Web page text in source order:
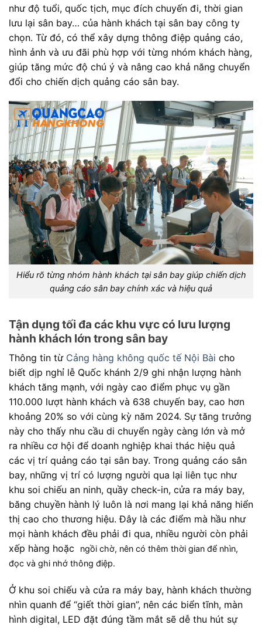
như độ tuổi, quốc tịch, mục đích chuyến đi, thời gian
lưu lại sân bay… của hành khách tại sân bay công ty
chọn. Từ đó, có thể xây dựng thông điệp quảng cáo,
hình ảnh và ưu đãi phù hợp với từng nhóm khách hàng,
giúp tăng mức độ chú ý và nâng cao khả năng chuyển
đổi cho chiến dịch quảng cáo sân bay.
Hiểu rõ từng nhóm hành khách tại sân bay giúp chiến dịch
quảng cáo sân bay chính xác và hiệu quả
Tận dụng tối đa các khu vực có lưu lượng
hành khách lớn trong sân bay
Thông tin từ Cảng hàng không quốc tế Nội Bài cho
biết dịp nghỉ lễ Quốc khánh 2/9 ghi nhận lượng hành
khách tăng mạnh, với ngày cao điểm phục vụ gần
110.000 lượt hành khách và 638 chuyến bay, cao hơn
khoảng 20% so với cùng kỳ năm 2024. Sự tăng trưởng
này cho thấy nhu cầu di chuyển ngày càng lớn và mở
ra nhiều cơ hội để doanh nghiệp khai thác hiệu quả
các vị trí quảng cáo tại sân bay. Trong quảng cáo sân
bay, những vị trí có lượng người qua lại liên tục như
khu soi chiếu an ninh, quầy check-in, cửa ra máy bay,
băng chuyền hành lý luôn là nơi mang lại khả năng hiển
thị cao cho thương hiệu. Đây là các điểm mà hầu như
mọi hành khách đều phải đi qua, nhiều người còn phải
xếp hàng hoặc
ngồi chờ, nên có thêm thời gian để nhìn,
đọc và ghi nhớ thông điệp.
Ở khu soi chiếu và cửa ra máy bay, hành khách thường
nhìn quanh để “giết thời gian”, nên các biển tĩnh, màn
hình digital, LED đặt đúng tầm mắt sẽ dễ thu hút sự